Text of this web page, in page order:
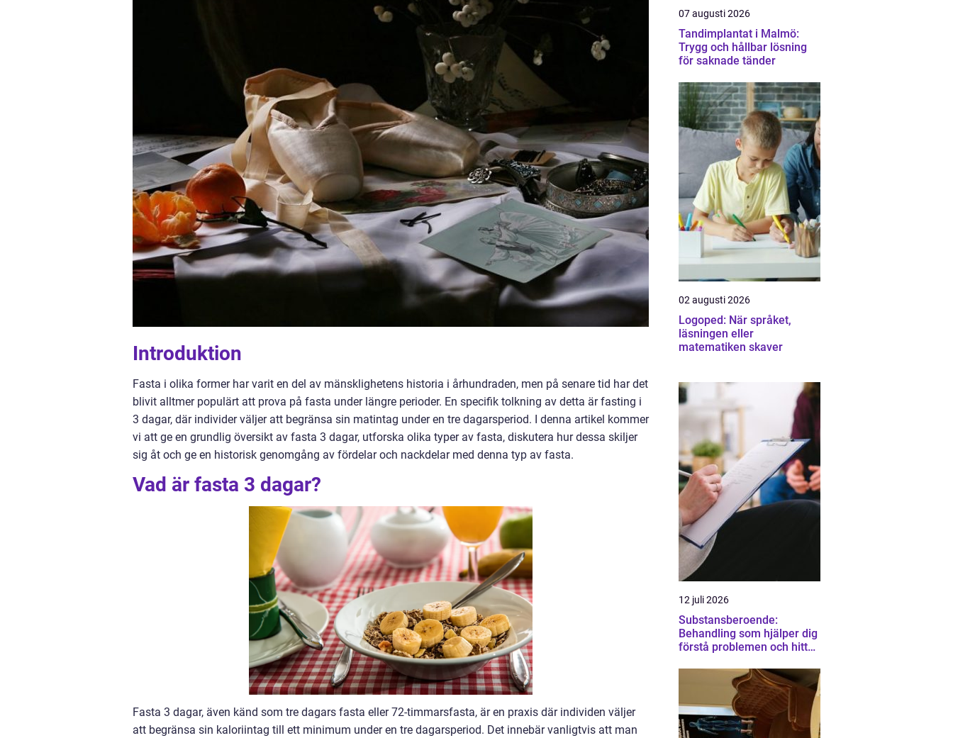
Introduktion
Fasta i olika former har varit en del av mänsklighetens historia i århundraden, men på senare tid har det
blivit alltmer populärt att prova på fasta under längre perioder. En specifik tolkning av detta är fasting i
3 dagar, där individer väljer att begränsa sin matintag under en tre dagarsperiod. I denna artikel kommer
vi att ge en grundlig översikt av fasta 3 dagar, utforska olika typer av fasta, diskutera hur dessa skiljer
sig åt och ge en historisk genomgång av fördelar och nackdelar med denna typ av fasta.
Vad är fasta 3 dagar?
Fasta 3 dagar, även känd som tre dagars fasta eller 72-timmarsfasta, är en praxis där individen väljer
att begränsa sin kaloriintag till ett minimum under en tre dagarsperiod. Det innebär vanligtvis att man
07 augusti 2026
Tandimplantat i Malmö:
Trygg och hållbar lösning
för saknade tänder
02 augusti 2026
Logoped: När språket,
läsningen eller
matematiken skaver
12 juli 2026
Substansberoende:
Behandling som hjälper dig
förstå problemen och hitta